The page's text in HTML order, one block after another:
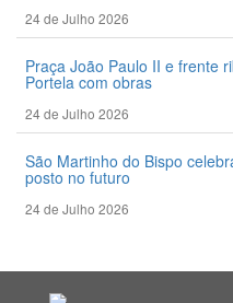
24 de Julho 2026
Praça João Paulo II e frente
Portela com obras
24 de Julho 2026
São Martinho do Bispo
posto no futuro
24 de Julho 2026